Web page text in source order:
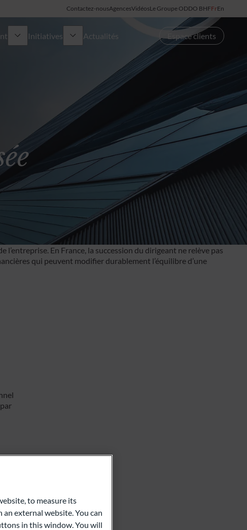
Contactez-nousAgencesVidéosLe Groupe ODDO BHFFrEn
Initiatives
Ladies Bank
Actualités Espace clients
En France, la succession du dirigeant ne relève pas
qui peuvent modifier durablement l’équilibre d’une
to measure its
external website. You can
in this window. You will